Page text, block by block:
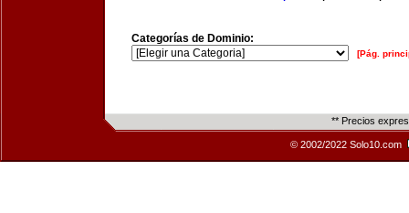
Categorías de Dominio:
[Pág.
** Precios
© 2002/2022 Solo10.com